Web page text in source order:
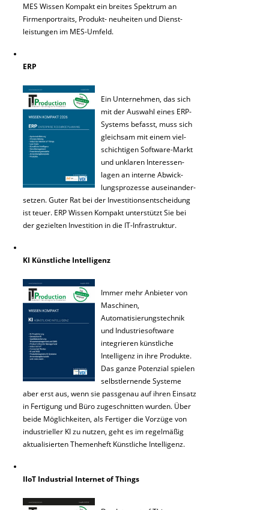
MES Wissen Kompakt ein breites Spektrum an
Firmenportraits, Produkt- neuheiten und Dienst-
leistungen im MES-Umfeld.
ERP
Ein Unternehmen, das sich
mit der Auswahl eines ERP-
Systems befasst, muss sich
gleichsam mit einem viel-
schichtigen Software-Markt
und unklaren Interessen-
lagen an interne Abwick-
lungsprozesse auseinander-
setzen. Guter Rat bei der Investitionsentscheidung
ist teuer. ERP Wissen Kompakt unterstützt Sie bei
der gezielten Investition in die IT-Infrastruktur.
KI Künstliche Intelligenz
Immer mehr Anbieter von
Maschinen,
Automatisierungstechnik
und Industriesoftware
integrieren künstliche
Intelligenz in ihre Produkte.
Das ganze Potenzial spielen
selbstlernende Systeme
aber erst aus, wenn sie passgenau auf ihren Einsatz
in Fertigung und Büro zugeschnitten wurden. Über
beide Möglichkeiten, als Fertiger die Vorzüge von
industrieller KI zu nutzen, geht es im regelmäßig
aktualisierten Themenheft Künstliche Intelligenz.
IIoT Industrial Internet of Things